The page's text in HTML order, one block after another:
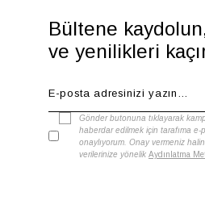
Bültene
ve yenilikleri
Gönder butonuna tıklayarak
haberdar edilmek için tarafıma e-
onaylıyorum. Onay vermeniz
verilerinize yönelik Aydınlatma